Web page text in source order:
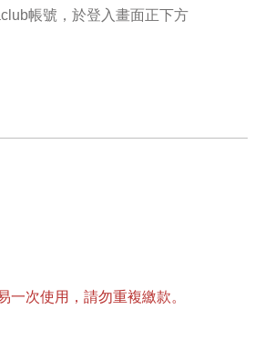
帳號，於登入畫面正下方
次使用，請勿重複繳款。